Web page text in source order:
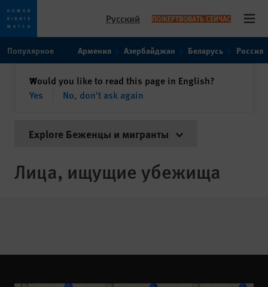
toto
content
Русский ПОЖЕРТВОВАТЬ СЕЙЧАС
Популярное Армения Азербайджан Беларусь Россия
Would you like to read this page in English?
Yes
No, don't ask again
✕закрыть
Explore Беженцы и мигранты
Лица, ищущие убежища